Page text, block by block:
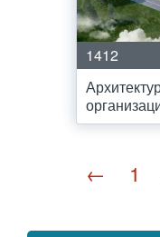
1412
← 1